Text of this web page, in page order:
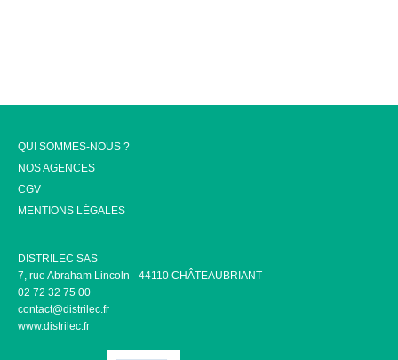
QUI SOMMES-NOUS ?
NOS AGENCES
CGV
MENTIONS LÉGALES
DISTRILEC SAS
7, rue Abraham Lincoln - 44110 CHÂTEAUBRIANT
02 72 32 75 00
contact@distrilec.fr
www.distrilec.fr